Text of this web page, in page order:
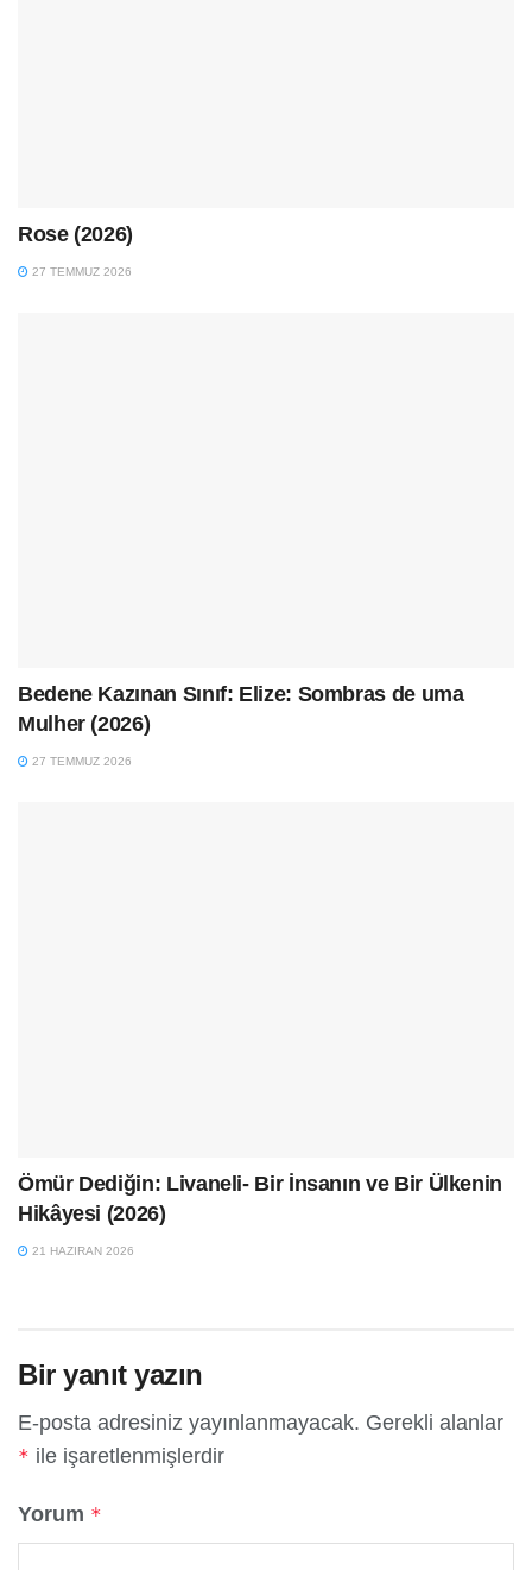
Rose (2026)
27 TEMMUZ 2026
Bedene Kazınan Sınıf: Elize: Sombras de uma
Mulher (2026)
27 TEMMUZ 2026
Ömür Dediğin: Livaneli- Bir İnsanın ve Bir Ülkenin
Hikâyesi (2026)
21 HAZIRAN 2026
Bir yanıt yazın
E-posta adresiniz yayınlanmayacak. Gerekli alanlar
* ile işaretlenmişlerdir
Yorum *